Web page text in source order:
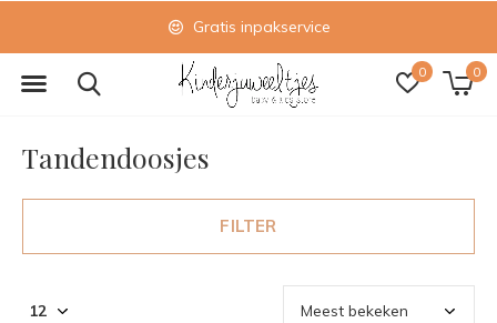
0 0
Gratis inpakservice
Tandendoosjes
FILTER